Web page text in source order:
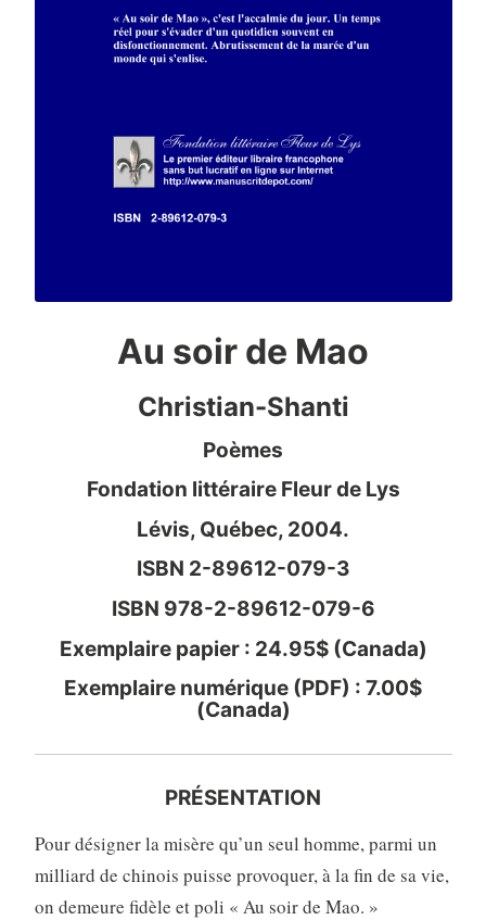
Au soir de Mao
Christian-Shanti
Poèmes
Fondation littéraire Fleur de Lys
Lévis, Québec, 2004.
ISBN 2-89612-079-3
ISBN 978-2-89612-079-6
Exemplaire papier : 24.95$ (Canada)
Exemplaire numérique (PDF) : 7.00$
(Canada)
PRÉSENTATION
Pour désigner la misère qu’un seul homme, parmi un
milliard de chinois puisse provoquer, à la fin de sa vie,
on demeure fidèle et poli « Au soir de Mao. »